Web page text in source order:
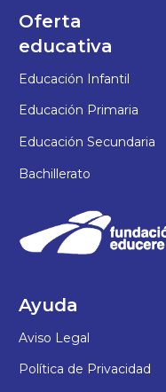
Oferta
educativa
Educación Infantil
Educación Primaria
Educación Secundaria
Bachillerato
Ayuda
Aviso Legal
Política de Privacidad